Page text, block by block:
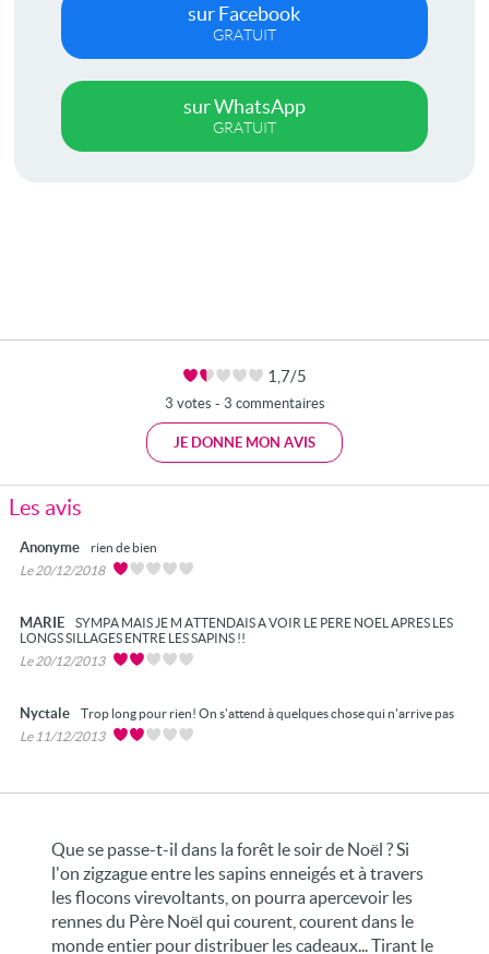
sur Facebook
GRATUIT
sur WhatsApp
GRATUIT
1,7/5
3 votes - 3 commentaires
JE DONNE MON AVIS
Les avis
Anonyme
rien de bien
Le 20/12/2018
MARIE
SYMPA MAIS JE M ATTENDAIS A VOIR LE PERE NOEL APRES LES
LONGS SILLAGES ENTRE LES SAPINS !!
Le 20/12/2013
Nyctale
Trop long pour rien! On s'attend à quelques chose qui n'arrive pas
Le 11/12/2013
Que se passe-t-il dans la forêt le soir de Noël ? Si
l'on zigzague entre les sapins enneigés et à travers
les flocons virevoltants, on pourra apercevoir les
rennes du Père Noël qui courent, courent dans le
monde entier pour distribuer les cadeaux... Tirant le